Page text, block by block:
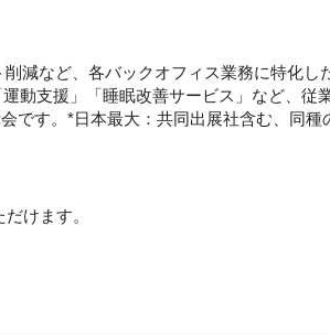
減など、各バックオフィス業務に特化し
動支援」「睡眠改善サービス」など、従
です。*日本最大：共同出展社含む、同種
けます。